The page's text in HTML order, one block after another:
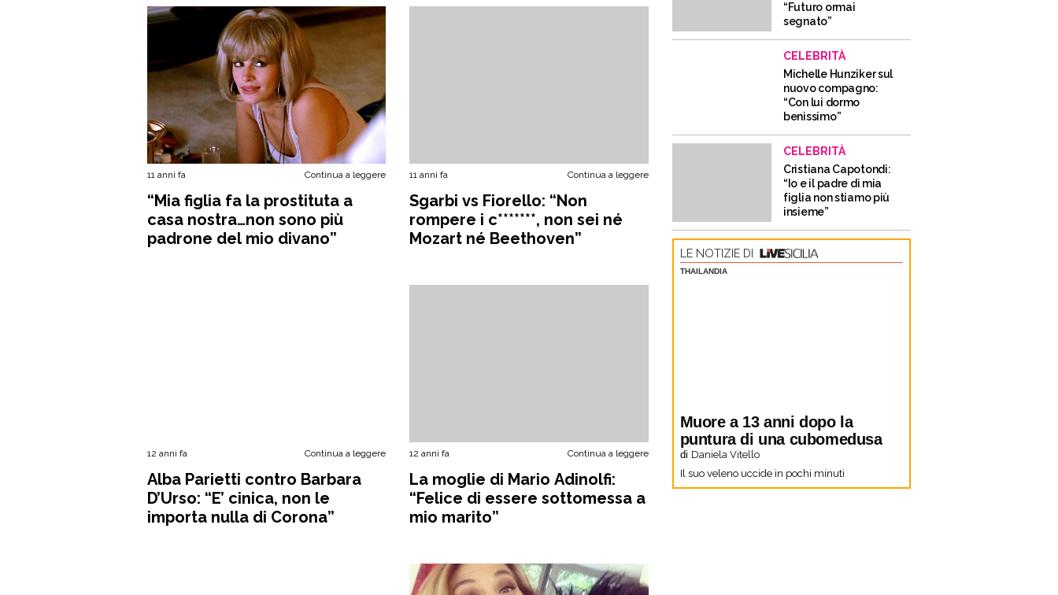
11 anni fa Continua a leggere
“Mia figlia fa la prostituta a
casa nostra…non sono più
padrone del mio divano”
11 anni fa Continua a leggere
Sgarbi vs Fiorello: “Non
rompere i c*******, non sei né
Mozart né Beethoven”
12 anni fa Continua a leggere
Alba Parietti contro Barbara
D’Urso: “E’ cinica, non le
importa nulla di Corona”
12 anni fa Continua a leggere
La moglie di Mario Adinolfi:
“Felice di essere sottomessa a
mio marito”
“Futuro ormai
segnato”
CELEBRITÀ
Michelle Hunziker sul
nuovo compagno:
“Con lui dormo
benissimo”
CELEBRITÀ
Cristiana Capotondi:
“Io e il padre di mia
figlia non stiamo più
insieme”
LE NOTIZIE DI
THAILANDIA
Muore a 13 anni dopo la
puntura di una cubomedusa
di Daniela Vitello
Il suo veleno uccide in pochi minuti